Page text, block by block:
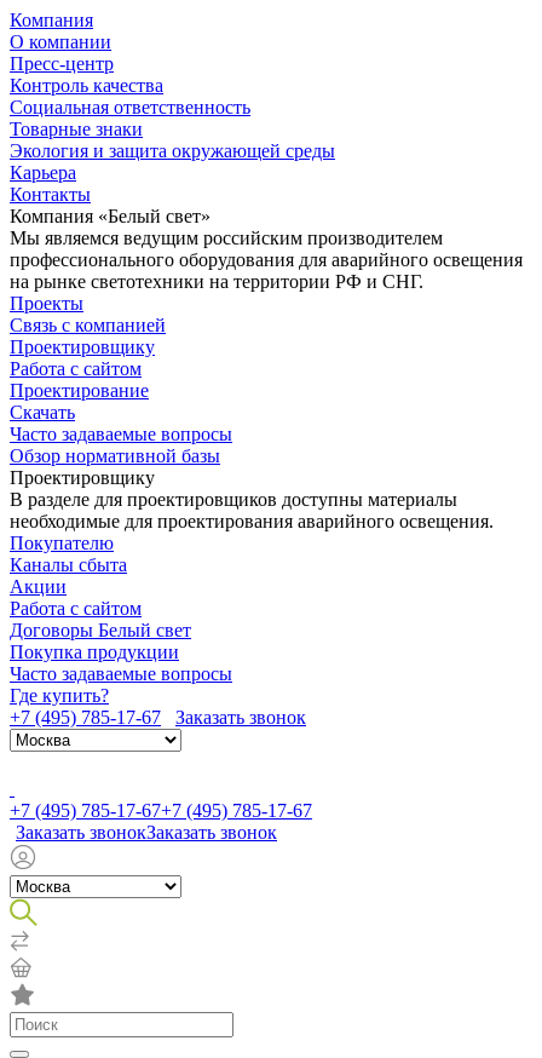
Компания
О компании
Пресс-центр
Контроль качества
Социальная ответственность
Товарные знаки
Экология и защита окружающей среды
Карьера
Контакты
Компания «Белый свет»
Мы являемся ведущим российским производителем
профессионального оборудования для аварийного освещения
на рынке светотехники на территории РФ и СНГ.
Проекты
Связь с компанией
Проектировщику
Работа с сайтом
Проектирование
Скачать
Часто задаваемые вопросы
Обзор нормативной базы
Проектировщику
В разделе для проектировщиков доступны материалы
необходимые для проектирования аварийного освещения.
Покупателю
Каналы сбыта
Акции
Работа с сайтом
Договоры Белый свет
Покупка продукции
Часто задаваемые вопросы
Где купить?
+7 (495) 785-17-67
Заказать звонок
+7 (495) 785-17-67+7 (495) 785-17-67
Заказать звонокЗаказать звонок